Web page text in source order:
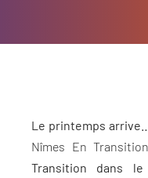
Le printemps arrive…
Nîmes En
Transition dans